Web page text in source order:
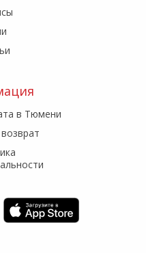
в Тюмени